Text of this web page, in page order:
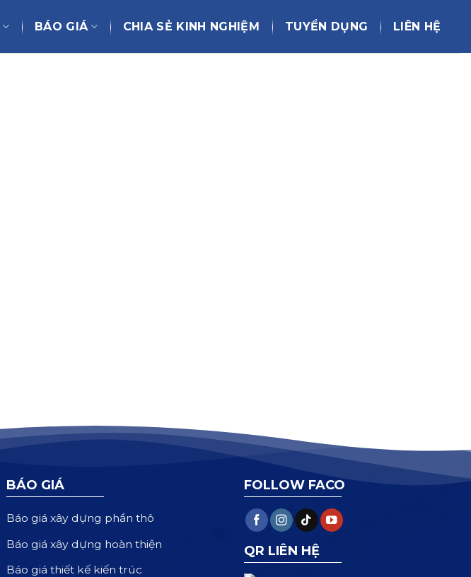
BÁO GIÁ CHIA SẺ KINH NGHIỆM TUYỂN DỤNG LIÊN HỆ
BÁO GIÁ
Báo giá xây dựng phần thô
Báo giá xây dựng hoàn thiện
Báo giá thiết kế kiến trúc
FOLLOW FACO
QR LIÊN HỆ